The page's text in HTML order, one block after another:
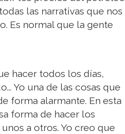
las narrativas que nos
Es normal que la gente
hacer todos los días,
Yo una de las cosas que
forma alarmante. En esta
forma de hacer los
a otros. Yo creo que